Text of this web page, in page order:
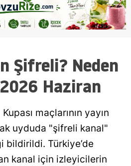
Şifreli? Neden
Haziran
maçlarının yayın
uyduda "şifreli kanal"
bildirildi. Türkiye’de
kanal için izleyicilerin